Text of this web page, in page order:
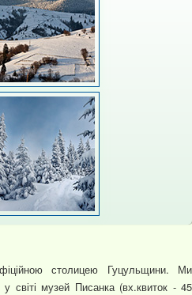
столицею Гуцульщини. Ми
світі музей Писанка (вх.квиток - 45